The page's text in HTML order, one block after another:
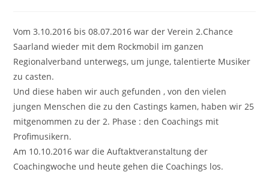
Vom 3.10.2016 bis 08.07.2016 war der Verein 2.Chance
Saarland wieder mit dem Rockmobil im ganzen
Regionalverband unterwegs, um junge, talentierte Musiker
zu casten.
Und diese haben wir auch gefunden , von den vielen
jungen Menschen die zu den Castings kamen, haben wir 25
mitgenommen zu der 2. Phase : den Coachings mit
Profimusikern.
Am 10.10.2016 war die Auftaktveranstaltung der
Coachingwoche und heute gehen die Coachings los.